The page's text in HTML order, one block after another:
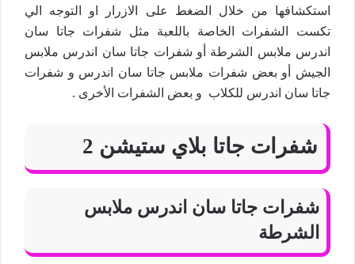
استكشافها من خلال الضغط على الازرار او التوجه الي
تكست الشفرات الخاصة باللعبة مثل شفرات جاتا سان
اندرس ملابس الشرطة أو شفرات جاتا سان اندرس ملابس
الجيش أو بعض شفرات ملابس جاتا سان اندرس و شفرات
جاتا سان اندرس للكلاب و بعض الشفرات الأخرى .
شفرات جاتا بلاي ستيشن 2
شفرات جاتا سان اندرس ملابس
الشرطة